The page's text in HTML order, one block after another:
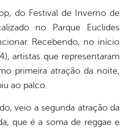
do Festival de Inverno de
no Parque Euclides
Recebendo, no início
artistas que representaram
primeira atração da noite,
ao palco.
veio a segunda atração da
que é a soma de reggae e